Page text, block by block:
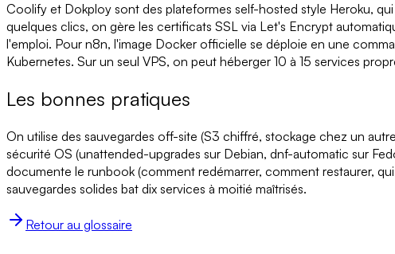
Coolify et Dokploy sont des plateformes self-hosted style Heroku,
quelques clics, on gère les certificats SSL via Let's Encrypt
l'emploi. Pour n8n, l'image Docker officielle se déploie en une
Kubernetes. Sur un seul VPS, on peut héberger 10 à 15 services
Les bonnes pratiques
On utilise des sauvegardes off-site (S3 chiffré, stockage chez un
sécurité OS (unattended-upgrades sur Debian, dnf-automatic sur
documente le runbook (comment redémarrer, comment restaurer,
sauvegardes solides bat dix services à moitié maîtrisés.
Retour au glossaire